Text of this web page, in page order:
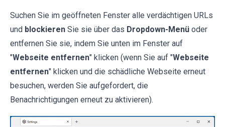
Suchen Sie im geöffneten Fenster alle verdächtigen URLs
und blockieren Sie sie über das Dropdown-Menü oder
entfernen Sie sie, indem Sie unten im Fenster auf
"Webseite entfernen" klicken (wenn Sie auf "Webseite
entfernen" klicken und die schädliche Webseite erneut
besuchen, werden Sie aufgefordert, die
Benachrichtigungen erneut zu aktivieren).